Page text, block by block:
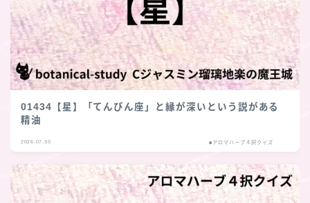
01434【星】「てんびん座」と縁が深いという説がある
精油
2026.07.30 ■アロマハーブ４択クイズ